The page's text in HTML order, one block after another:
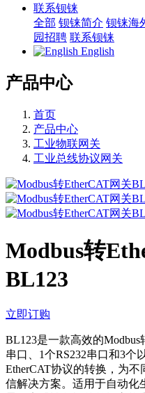
联系钡铼
全部 钡铼简介 钡铼海
园招聘 联系钡铼
English
产品中心
首页
产品中心
工业物联网关
工业总线协议网关
Modbus转
BL123
立即订购
BL123是一款高效的Modbus
串口、1个RS232串口和3个
EtherCAT协议的转换，为
信解决方案。适用于自动化